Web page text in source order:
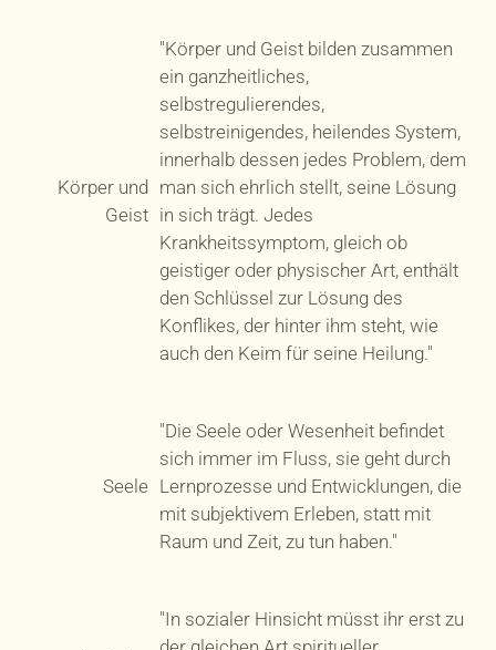
Körper und
Geist
"Körper und Geist bilden zusammen
ein ganzheitliches,
selbstregulierendes,
selbstreinigendes, heilendes System,
innerhalb dessen jedes Problem, dem
man sich ehrlich stellt, seine Lösung
in sich trägt. Jedes
Krankheitssymptom, gleich ob
geistiger oder physischer Art, enthält
den Schlüssel zur Lösung des
Konflikes, der hinter ihm steht, wie
auch den Keim für seine Heilung."
Seele
"Die Seele oder Wesenheit befindet
sich immer im Fluss, sie geht durch
Lernprozesse und Entwicklungen, die
mit subjektivem Erleben, statt mit
Raum und Zeit, zu tun haben."
"In sozialer Hinsicht müsst ihr erst zu